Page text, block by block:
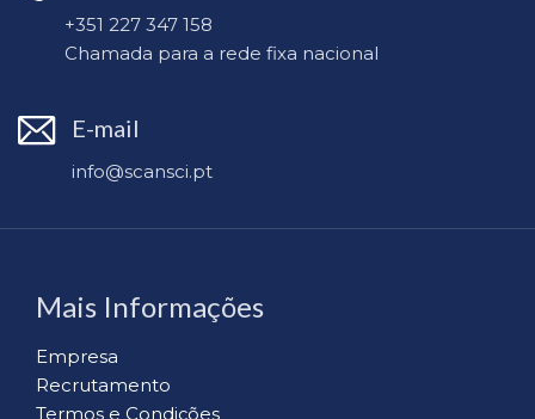
+351 227 347 158
Chamada para a rede fixa nacional
E-mail
info@scansci.pt
Mais Informações
Empresa
Recrutamento
Termos e Condições